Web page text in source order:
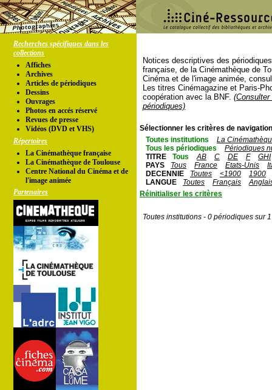
Recherches spécifiques dans les
collections
Affiches
Archives
Articles de périodiques
Dessins
Ouvrages
Photos en accés réservé
Revues de presse
Vidéos (DVD et VHS)
Répertoires
La Cinémathèque française
La Cinémathèque de Toulouse
Centre National du Cinéma et de
l'image animée
Partenaires
Notices descriptives des
française, de la Cinémathèque de
Cinéma et de l'image animée,
Les titres Cinémagazine et Paris-
coopération avec la BNF.
périodiques)
Sélectionner les critères de
Toutes institutions
La
Tous les périodiques
Périodiques
TITRE
Tous AB C DE F
GHI
PAYS
Tous France Etats-Unis
DECENNIE
Toutes <1900
1900
LANGUE
Toutes Français
Réinitialiser les critères
Toutes institutions - 0 périodiques sur